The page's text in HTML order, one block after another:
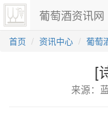
葡萄酒资讯网
首页 资讯中心 葡萄
[
来源：